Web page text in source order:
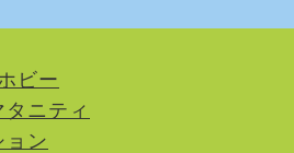
ビー
ニティ
ョン